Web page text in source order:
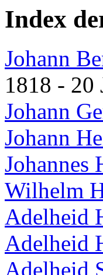
Index
Johann
1818 - 20
Johann
Johann
Wilhelm
Adelheid
Adelheid
Adelheid